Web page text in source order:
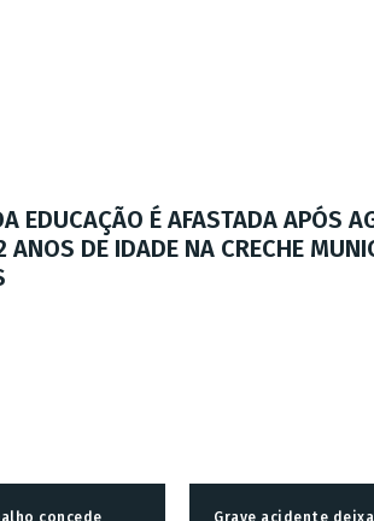
EDUCAÇÃO É AFASTADA APÓS
ANOS DE IDADE NA CRECHE
concede Grave acidente